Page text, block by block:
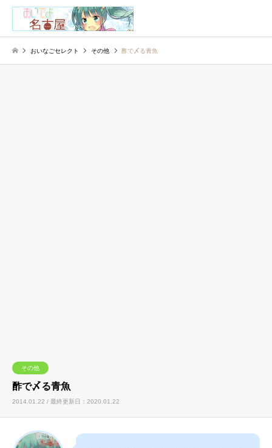
おいなごセレクト その他 酢で〆る青魚
その他
酢で〆る青魚
2014.01.22 / 最終更新日：2020.01.22